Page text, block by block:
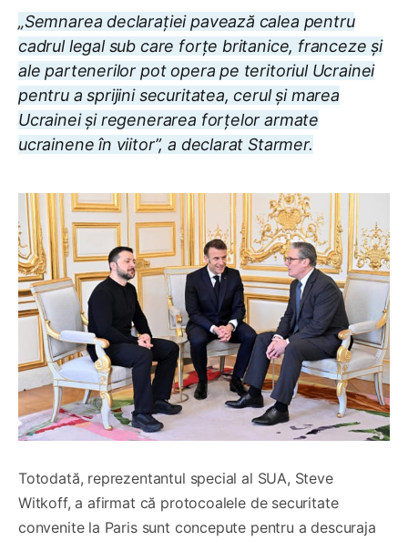
„Semnarea declaraţiei pavează calea pentru
cadrul legal sub care forţe britanice, franceze şi
ale partenerilor pot opera pe teritoriul Ucrainei
pentru a sprijini securitatea, cerul şi marea
Ucrainei şi regenerarea forţelor armate
ucrainene în viitor”, a declarat Starmer.
Totodată, reprezentantul special al SUA, Steve
Witkoff, a afirmat că protocoalele de securitate
convenite la Paris sunt concepute pentru a descuraja